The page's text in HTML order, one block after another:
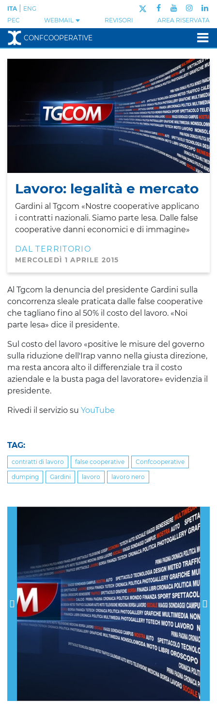
PEC WEBMAIL REVISORI AREA RISERVATA
ITA ENG
CONFCOOPERATIVE
Lavoro: legalità e mercato
Gardini al Tgcom «Nostre cooperative applicano
i contratti nazionali. Siamo parte lesa. Dalle false
cooperative danni economici e di immagine»
DAL TERRITORIO
MERCOLEDÌ 1 APRILE 2015
Al Tgcom la denuncia del presidente Gardini sulla
concorrenza sleale praticata dalle false cooperative
che tagliano fino al 50% il costo del lavoro. «Noi
parte lesa» dice il presidente.
Sul costo del lavoro «positive le misure del governo
sulla riduzione dell'Irap vanno nella giusta direzione,
ma resta ancora alto il differenziale tra il costo
aziendale e la busta paga del lavoratore» evidenzia il
presidente.
Rivedi il servizio su YouTube
TAG:
contratti di lavoro false cooperative Confcooperative
dumping Gardini lavoro lavoro nero